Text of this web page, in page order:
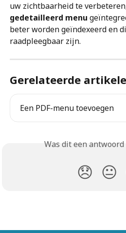
uw zichtbaarheid te
gedetailleerd menu
beter worden geïndexeerd en
raadpleegbaar zijn.
Gerelateerde
Een PDF-menu toevoegen
Was dit een antwoord
😞 😐